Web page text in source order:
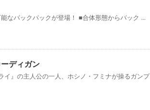
なバックパックが登場！ ■合体形態からバック ...
ディガン
イ』の主人公の一人、ホシノ・フミナが操るガンプ